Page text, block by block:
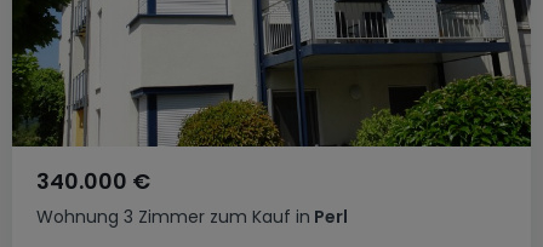
Wohnung 3 Zimmer zum Kauf in Perl
340.000 €